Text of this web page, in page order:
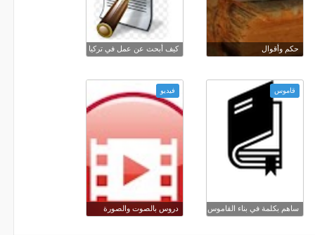
حكم وأقوال كيف أبحث عن عمل في تركيا
قاموس
ساهم بكلمة في بناء القاموس
فيديو
دروس بالصوت والصورة